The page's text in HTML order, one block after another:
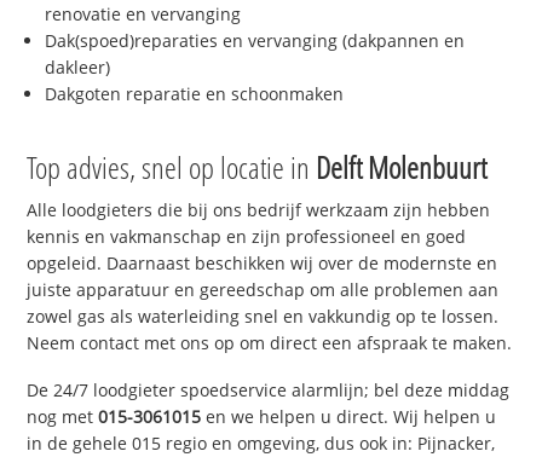
renovatie en vervanging
Dak(spoed)reparaties en vervanging (dakpannen en
dakleer)
Dakgoten reparatie en schoonmaken
Top advies, snel op locatie in Delft Molenbuurt
Alle loodgieters die bij ons bedrijf werkzaam zijn hebben
kennis en vakmanschap en zijn professioneel en goed
opgeleid. Daarnaast beschikken wij over de modernste en
juiste apparatuur en gereedschap om alle problemen aan
zowel gas als waterleiding snel en vakkundig op te lossen.
Neem contact met ons op om direct een afspraak te maken.
De 24/7 loodgieter spoedservice alarmlijn; bel deze middag
nog met015-3061015 en we helpen u direct. Wij helpen u
in de gehele 015 regio en omgeving, dus ook in: Pijnacker,